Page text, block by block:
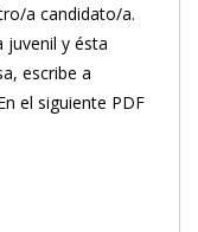
a candidato/a.
juvenil y ésta
escribe a
el siguiente PDF